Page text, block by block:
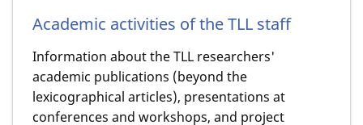
Academic activities of the TLL staff
Information about the TLL researchers'
academic publications (beyond the
lexicographical articles), presentations at
conferences and workshops, and project